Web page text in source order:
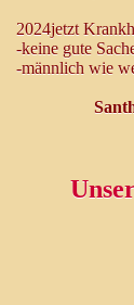
2024jetzt
-keine gute
-männlich wie
Santhos ist
britische